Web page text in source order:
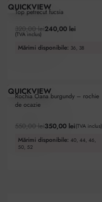
-25% OFF
QUICKVIEW
Top petrecut fucsia
320,00lei240,00 lei
(TVA inclus)
Mărimi disponibile: 36, 38
-36% OFF
QUICKVIEW
Rochia Oana burgundy – rochie
de ocazie
Evaluat la 5.00din 5
550,00lei350,00 lei(TVA inclus)
Mărimi disponibile: 40, 44, 46,
50, 52